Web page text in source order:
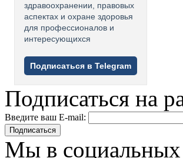
здравоохранении, правовых
аспектах и охране здоровья
для профессионалов и
интересующихся
Подписаться в Telegram
Подписаться на
Введите ваш E-mail:
Подписаться
Мы в социальных